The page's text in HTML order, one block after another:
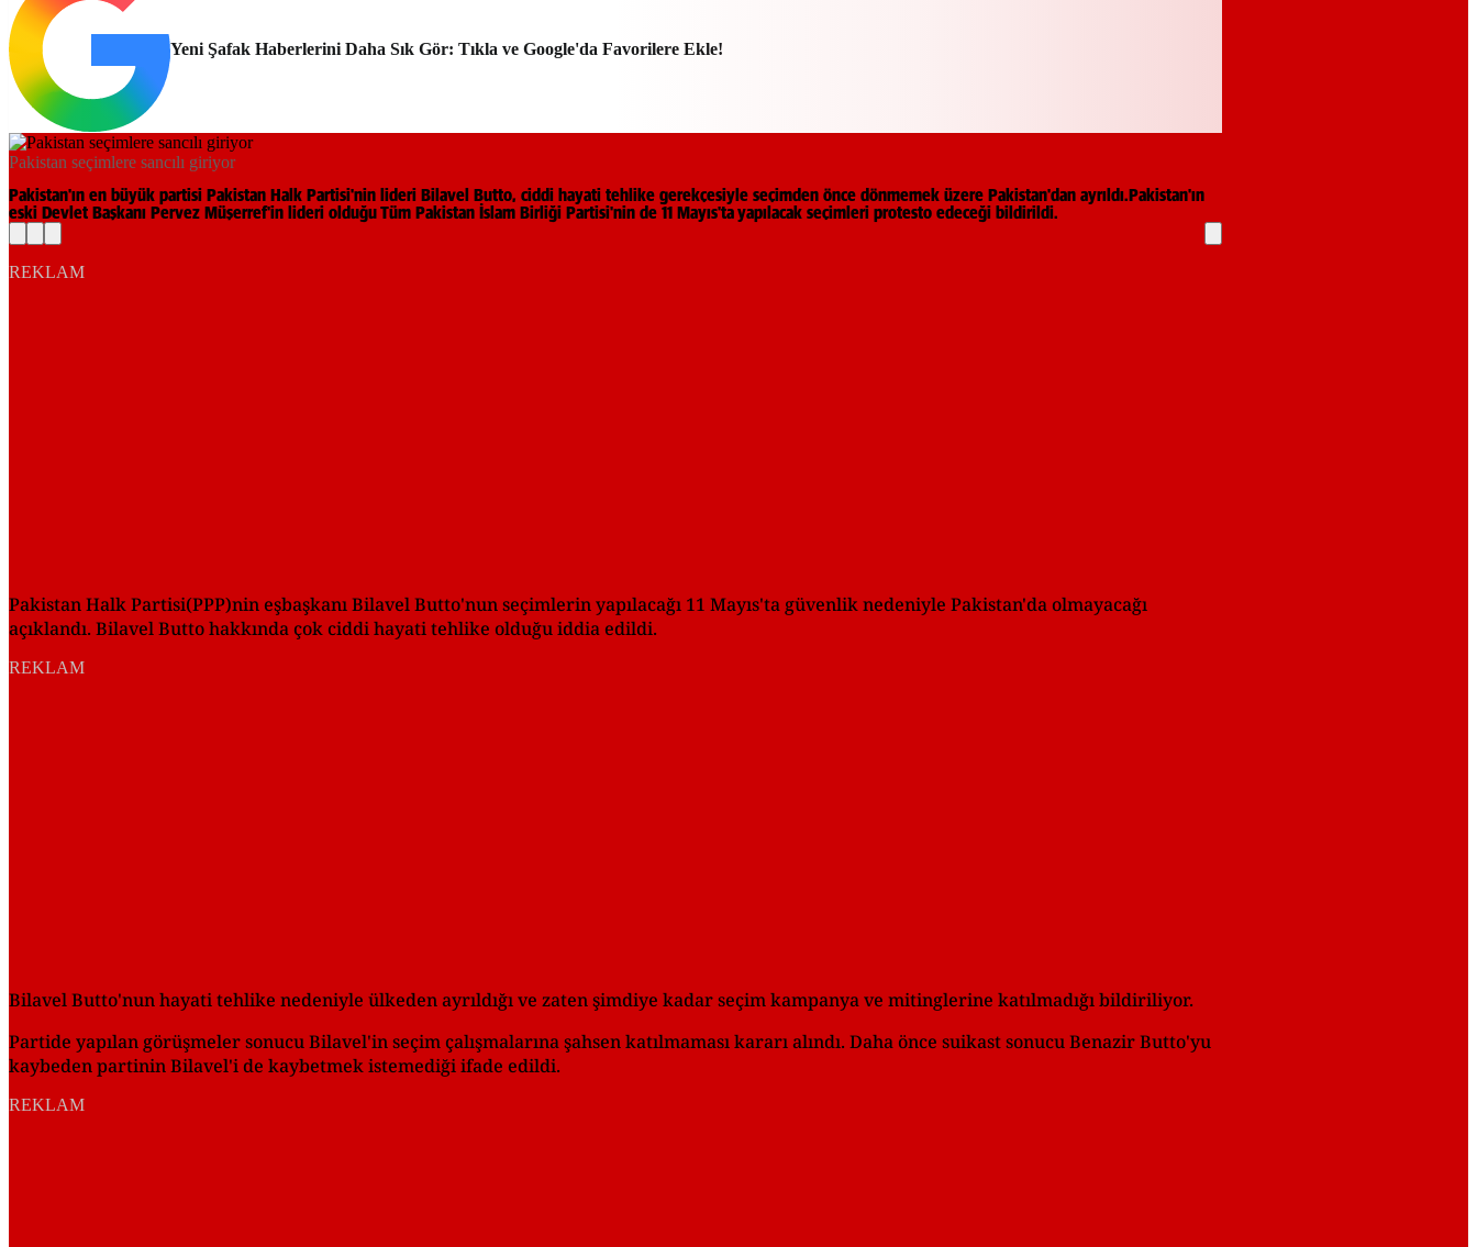
Yeni Şafak Haberlerini Daha Sık Gör: Tıkla ve Google'da Favorilere Ekle!
Pakistan seçimlere sancılı giriyor
Pakistan'ın en büyük partisi Pakistan Halk Partisi'nin lideri Bilavel Butto, ciddi hayati tehlike gerekçesiyle seçimden önce dönmemek üzere Pakistan'dan ayrıldı.Pakistan'ın
eski Devlet Başkanı Pervez Müşerref'in lideri olduğu Tüm Pakistan İslam Birliği Partisi'nin de 11 Mayıs'ta yapılacak seçimleri protesto edeceği bildirildi.
REKLAM
Pakistan Halk Partisi(PPP)nin eşbaşkanı Bilavel Butto'nun seçimlerin yapılacağı 11 Mayıs'ta güvenlik nedeniyle Pakistan'da olmayacağı
açıklandı. Bilavel Butto hakkında çok ciddi hayati tehlike olduğu iddia edildi.
REKLAM
Bilavel Butto'nun hayati tehlike nedeniyle ülkeden ayrıldığı ve zaten şimdiye kadar seçim kampanya ve mitinglerine katılmadığı bildiriliyor.
Partide yapılan görüşmeler sonucu Bilavel'in seçim çalışmalarına şahsen katılmaması kararı alındı. Daha önce suikast sonucu Benazir Butto'yu
kaybeden partinin Bilavel'i de kaybetmek istemediği ifade edildi.
REKLAM